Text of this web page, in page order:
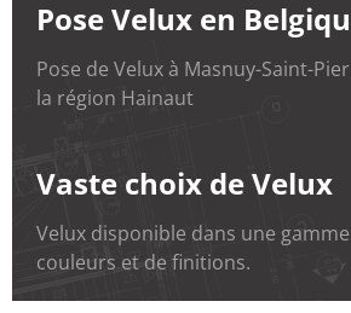
Pose Velux en
Pose de Velux à Masnuy-Saint-
la région Hainaut
Vaste choix de Velux
Velux disponible dans une
couleurs et de finitions.